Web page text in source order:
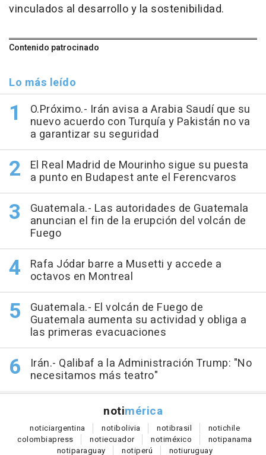
vinculados al desarrollo y la sostenibilidad.
Contenido patrocinado
Lo más leído
O.Próximo.- Irán avisa a Arabia Saudí que su
nuevo acuerdo con Turquía y Pakistán no va
a garantizar su seguridad
El Real Madrid de Mourinho sigue su puesta
a punto en Budapest ante el Ferencvaros
Guatemala.- Las autoridades de Guatemala
anuncian el fin de la erupción del volcán de
Fuego
Rafa Jódar barre a Musetti y accede a
octavos en Montreal
Guatemala.- El volcán de Fuego de
Guatemala aumenta su actividad y obliga a
las primeras evacuaciones
Irán.- Qalibaf a la Administración Trump: "No
necesitamos más teatro"
notimérica
noticiargentina notibolivia notibrasil notichile
colombiapress notiecuador notiméxico notipanama
notiparaguay notiperú notiuruguay